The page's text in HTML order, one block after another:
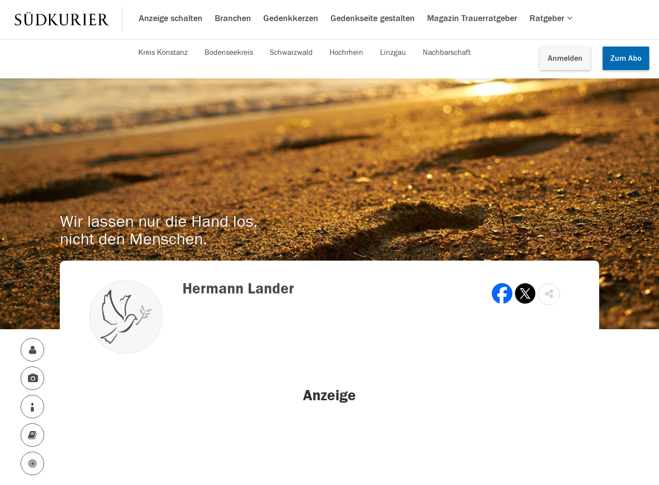
Anzeige schalten Branchen Gedenkkerzen Gedenkseite gestalten Magazin Trauerratgeber Ratgeber
Anmelden Zum Abo
Kreis Konstanz Bodenseekreis Schwarzwald Hochrhein Linzgau Nachbarschaft
Wir lassen nur die Hand los,
nicht den Menschen.
Hermann Lander
Anzeige